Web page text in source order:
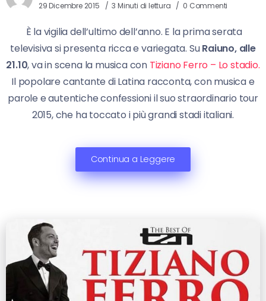
29 Dicembre 2015 3 Minuti di lettura 0 Commenti
È la vigilia dell’ultimo dell’anno. E la prima serata
televisiva si presenta ricca e variegata. SuRaiuno, alle
21.10, va in scena la musica con Tiziano Ferro – Lo stadio.
Il popolare cantante di Latina racconta, con musica e
parole e autentiche confessioni il suo straordinario tour
2015, che ha toccato i più grandi stadi italiani.
Continua a Leggere